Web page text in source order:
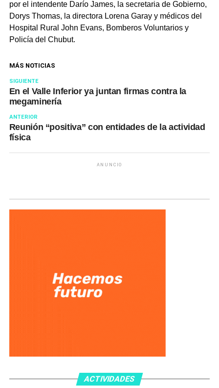
por el intendente Darío James, la secretaria de Gobierno,
Dorys Thomas, la directora Lorena Garay y médicos del
Hospital Rural John Evans, Bomberos Voluntarios y
Policía del Chubut.
MÁS NOTICIAS
SIGUIENTE
En el Valle Inferior ya juntan firmas contra la
megaminería
ANTERIOR
Reunión “positiva” con entidades de la actividad
física
ANUNCIO
ACTIVIDADES